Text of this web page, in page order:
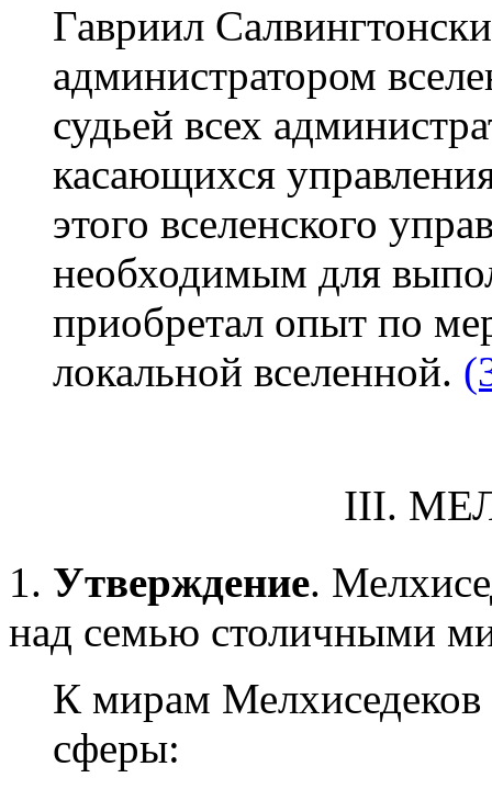
Гавриил
администратором
судьей всех
касающихся
этого вселенского
необходимым для
приобретал опыт по
локальной вселенной.
III.
1. Утверждение.
над семью cтоличными
К мирам Мелхиседеков
сферы: